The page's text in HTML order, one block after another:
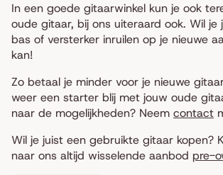
In een goede gitaarwinkel kun je ook
oude gitaar, bij ons uiteraard ook. Wil je
bas of versterker inruilen op je nieuwe
kan!
Zo betaal je minder voor je nieuwe
weer een starter blij met jouw oude
naar de mogelijkheden? Neem contact
Wil je juist een gebruikte gitaar kopen?
naar ons altijd wisselende aanbod pre-